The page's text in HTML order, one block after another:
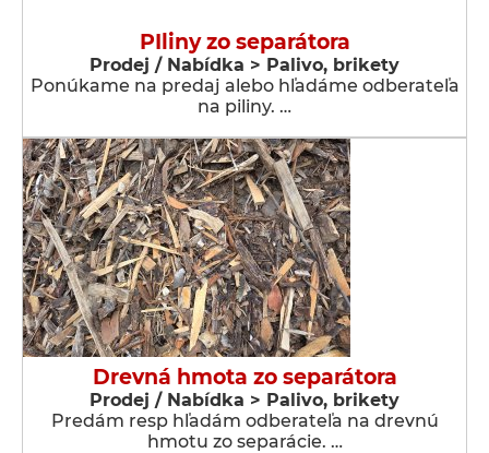
PIliny zo separátora
Prodej / Nabídka > Palivo, brikety
Ponúkame na predaj alebo hľadáme odberateľa
na piliny. …
Drevná hmota zo separátora
Prodej / Nabídka > Palivo, brikety
Predám resp hľadám odberateľa na drevnú
hmotu zo separácie. …